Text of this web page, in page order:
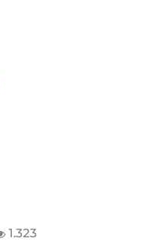
1.323